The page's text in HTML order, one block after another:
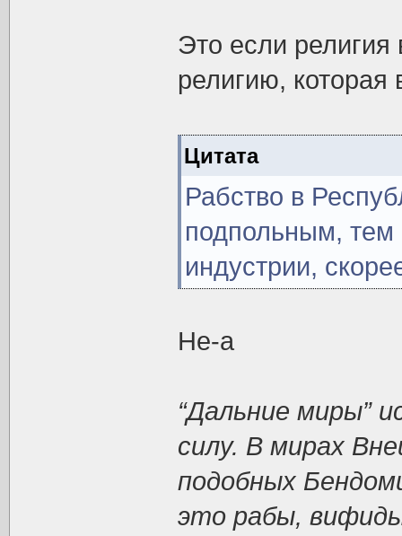
Это если
религию, которая
Цитата
Рабство в
подпольным, тем
индустрии,
Не-а
“Дальние миры”
силу. В мирах
подобных
это рабы,